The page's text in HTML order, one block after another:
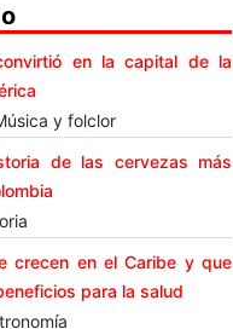
en la capital de la
y folclor
de las cervezas más
crecen en el Caribe y que
para la salud